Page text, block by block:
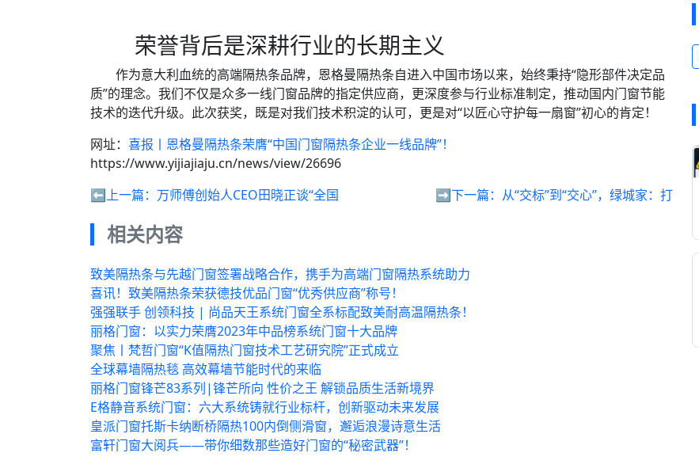
荣誉背后是深耕行业的长期主义
作为意大利血统的高端隔热条品牌，恩格曼隔热条自进入中国市场以来，始终秉持“隐形部件决定品
质”的理念。我们不仅是众多一线门窗品牌的指定供应商，更深度参与行业标准制定，推动国内门窗节能
技术的迭代升级。此次获奖，既是对我们技术积淀的认可，更是对“以匠心守护每一扇窗”初心的肯定！
网址： 喜报丨恩格曼隔热条荣膺“中国门窗隔热条企业一线品牌”！
https://www.yijiajiaju.cn/news/view/26696
⬅️上一篇： 万师傅创始人CEO田晓正谈“全国 ➡️下一篇： 从“交标”到“交心”，绿城家：打
相关内容
致美隔热条与先越门窗签署战略合作，携手为高端门窗隔热系统助力
喜讯！致美隔热条荣获德技优品门窗“优秀供应商”称号！
强强联手 创领科技 | 尚品天王系统门窗全系标配致美耐高温隔热条！
丽格门窗：以实力荣膺2023年中品榜系统门窗十大品牌
聚焦丨梵哲门窗“K值隔热门窗技术工艺研究院”正式成立
全球幕墙隔热毯 高效幕墙节能时代的来临
丽格门窗锋芒83系列|锋芒所向 性价之王 解锁品质生活新境界
E格静音系统门窗：六大系统铸就行业标杆，创新驱动未来发展
皇派门窗托斯卡纳断桥隔热100内倒侧滑窗，邂逅浪漫诗意生活
富轩门窗大阅兵——带你细数那些造好门窗的“秘密武器”！